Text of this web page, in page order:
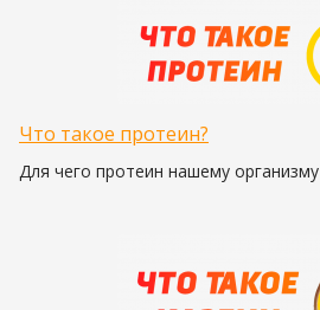
Что такое протеин?
Для чего протеин нашему организму